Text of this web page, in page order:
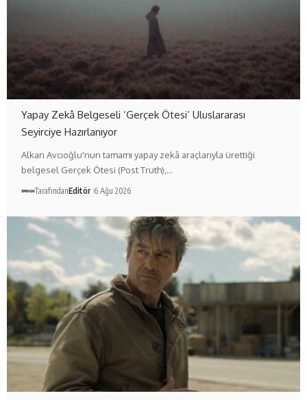
Yapay Zekâ Belgeseli ‘Gerçek Ötesi’ Uluslararası
Seyirciye Hazırlanıyor
Alkan Avcıoğlu'nun tamamı yapay zekâ araçlarıyla ürettiği
belgesel Gerçek Ötesi (Post Truth),…
TarafındanEditör 6 Ağu 2026